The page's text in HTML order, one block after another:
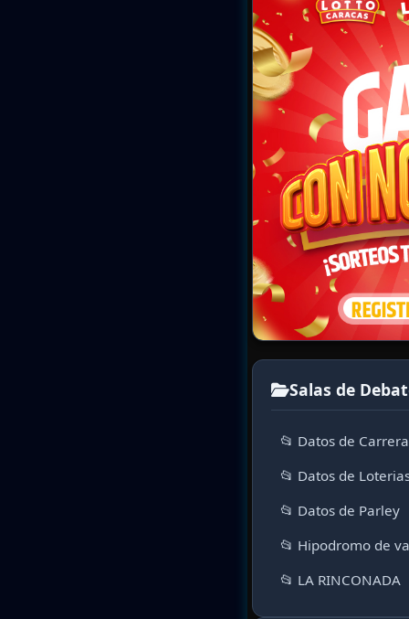
Salas de
📂 Datos de
📂 Datos de
📂 Datos de Parley
📂 Hipodromo de
📂 LA RINCONADA